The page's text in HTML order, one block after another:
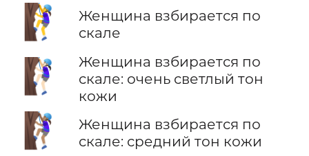
🧗‍♀️
Женщина взбирается по
скале
🧗🏻‍♀️
Женщина взбирается по
скале: очень светлый тон
кожи
🧗🏽‍♀️
Женщина взбирается по
скале: средний тон кожи